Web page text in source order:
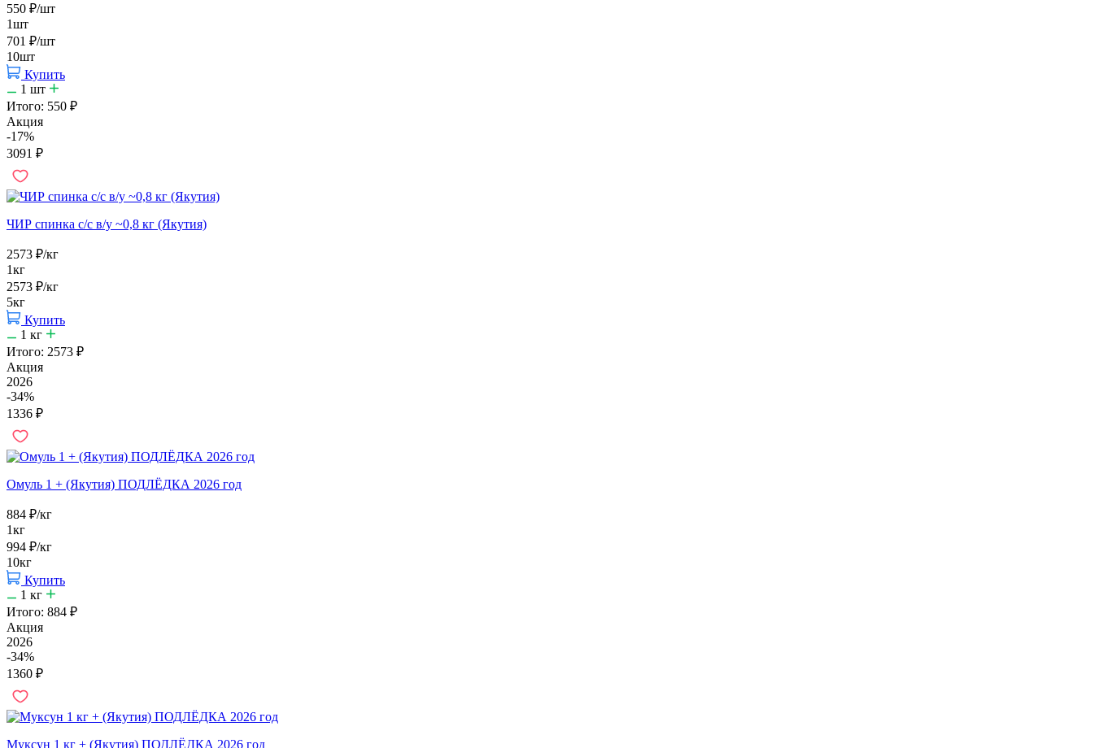
550 ₽/шт
1шт
701 ₽/шт
10шт
Купить
1 шт
Итого: 550 ₽
Акция
-17%
3091 ₽
ЧИР спинка с/с в/у ~0,8 кг (Якутия)
2573 ₽/кг
1кг
2573 ₽/кг
5кг
Купить
1 кг
Итого: 2573 ₽
Акция
2026
-34%
1336 ₽
Омуль 1 + (Якутия) ПОДЛЁДКА 2026 год
884 ₽/кг
1кг
994 ₽/кг
10кг
Купить
1 кг
Итого: 884 ₽
Акция
2026
-34%
1360 ₽
Муксун 1 кг + (Якутия) ПОДЛЁДКА 2026 год